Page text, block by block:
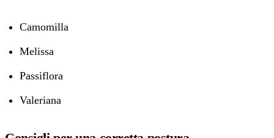
Camomilla
Melissa
Passiflora
Valeriana